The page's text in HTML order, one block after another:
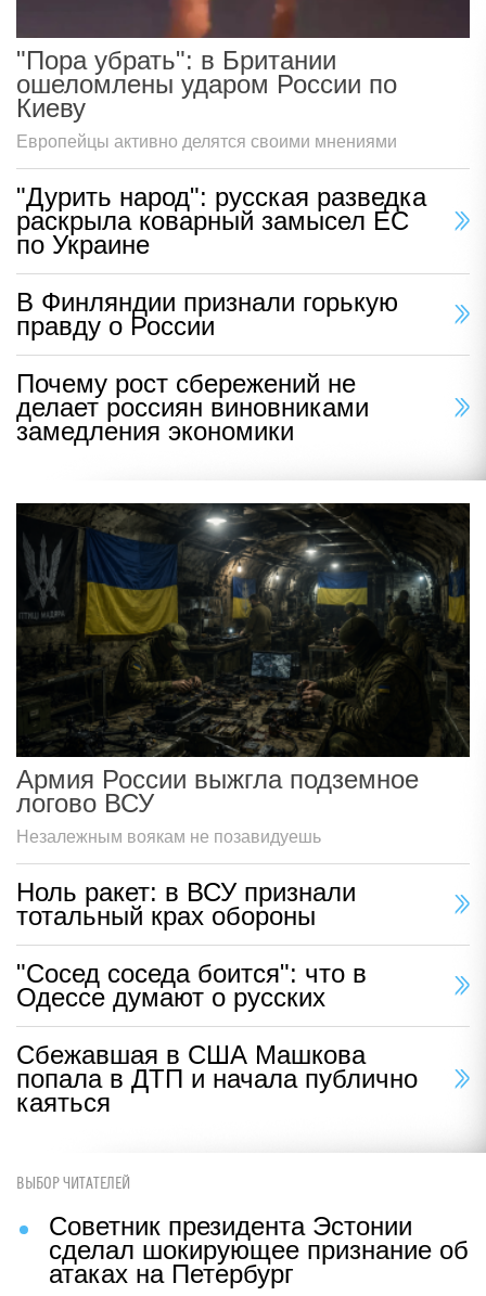
"Пора убрать": в Британии
ошеломлены ударом России по
Киеву
Европейцы активно делятся своими мнениями
"Дурить народ": русская разведка
раскрыла коварный замысел ЕС
по Украине
В Финляндии признали горькую
правду о России
Почему рост сбережений не
делает россиян виновниками
замедления экономики
Армия России выжгла подземное
логово ВСУ
Незалежным воякам не позавидуешь
Ноль ракет: в ВСУ признали
тотальный крах обороны
"Сосед соседа боится": что в
Одессе думают о русских
Сбежавшая в США Машкова
попала в ДТП и начала публично
каяться
ВЫБОР ЧИТАТЕЛЕЙ
Советник президента Эстонии
сделал шокирующее признание об
атаках на Петербург